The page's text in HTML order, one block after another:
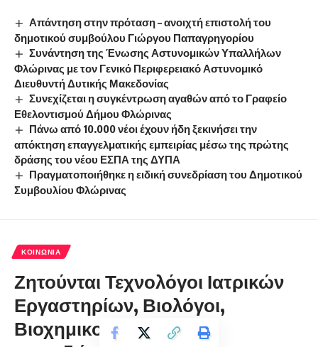
Απάντηση στην πρόταση – ανοιχτή επιστολή του
δημοτικού συμβούλου Γιώργου Παπαγρηγορίου
Συνάντηση της Ένωσης Αστυνομικών Υπαλλήλων
Φλώρινας με τον Γενικό Περιφερειακό Αστυνομικό
Διευθυντή Δυτικής Μακεδονίας
Συνεχίζεται η συγκέντρωση αγαθών από το Γραφείο
Εθελοντισμού Δήμου Φλώρινας
Πάνω από 10.000 νέοι έχουν ήδη ξεκινήσει την
απόκτηση επαγγελματικής εμπειρίας μέσω της πρώτης
δράσης του νέου ΕΣΠΑ της ΔΥΠΑ
Πραγματοποιήθηκε η ειδική συνεδρίαση του Δημοτικού
Συμβουλίου Φλώρινας
ΚΟΙΝΩΝΊΑ
Ζητούνται Τεχνολόγοι Ιατρικών
Εργαστηρίων, Βιολόγοι,
Βιοχημικοί, ή σχετικών